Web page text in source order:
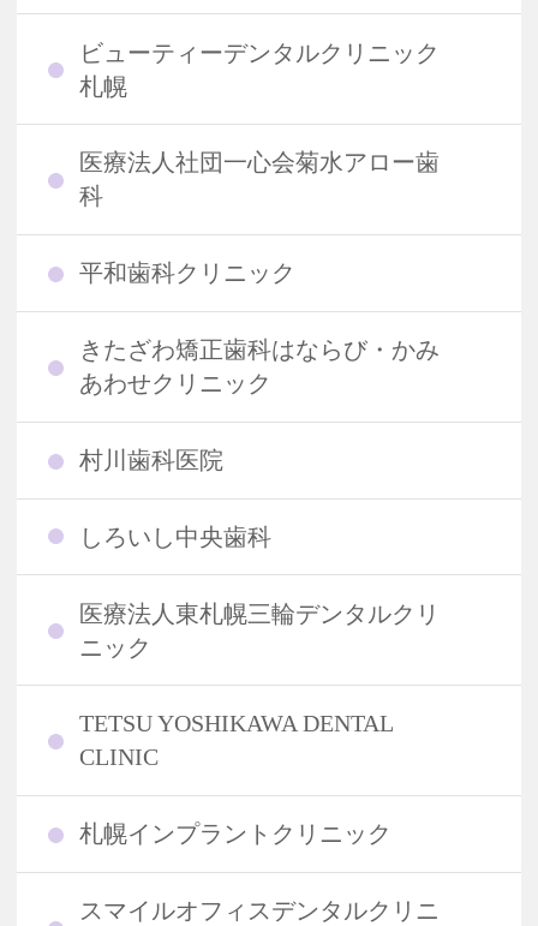
ビューティーデンタルクリニック
札幌
医療法人社団一心会菊水アロー歯
科
平和歯科クリニック
きたざわ矯正歯科はならび・かみ
あわせクリニック
村川歯科医院
しろいし中央歯科
医療法人東札幌三輪デンタルクリ
ニック
TETSU YOSHIKAWA DENTAL
CLINIC
札幌インプラントクリニック
スマイルオフィスデンタルクリニ